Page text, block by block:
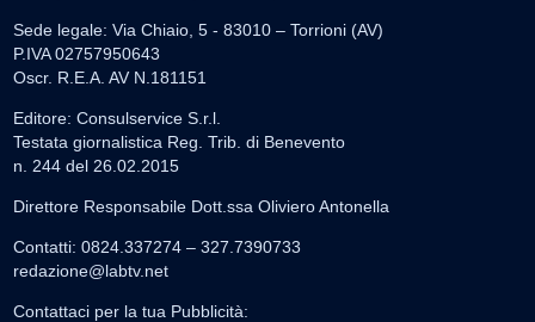
Sede legale: Via Chiaio, 5 - 83010 – Torrioni (AV)
P.IVA 02757950643
Oscr. R.E.A. AV N.181151
Editore: Consulservice S.r.l.
Testata giornalistica Reg. Trib. di Benevento
n. 244 del 26.02.2015
Direttore Responsabile Dott.ssa Oliviero Antonella
Contatti: 0824.337274 – 327.7390733
redazione@labtv.net
Contattaci per la tua Pubblicità: